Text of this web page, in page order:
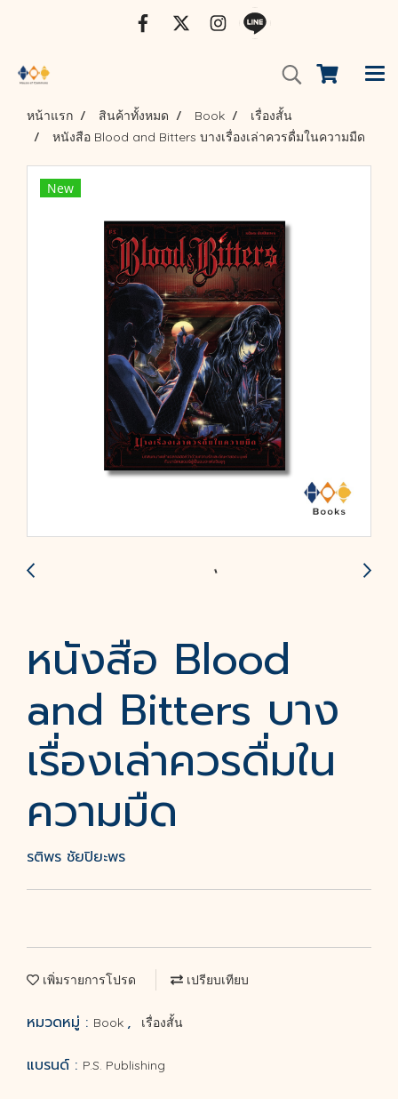
หน้าแรก สินค้าทั้งหมด Book
เรื่องสั้น
หนังสือ Blood and Bitters บางเรื่องเล่าควรดื่มในความมืด
New
หนังสือ Blood
and Bitters บาง
เรื่องเล่าควรดื่มใน
ความมืด
รติพร ชัยปิยะพร
เพิ่มรายการโปรด เปรียบเทียบ
หมวดหมู่ : Book , เรื่องสั้น
แบรนด์ : P.S. Publishing